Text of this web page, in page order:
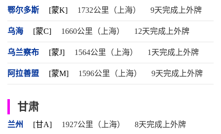
鄂尔多斯 [蒙K] 1732公里（上海） 9天完成上外牌
乌海 [蒙C] 1660公里（上海） 12天完成上外牌
乌兰察布 [蒙J] 1564公里（上海） 1天完成上外牌
阿拉善盟 [蒙M] 1596公里（上海） 9天完成上外牌
甘肃
兰州 [甘A] 1927公里（上海） 8天完成上外牌